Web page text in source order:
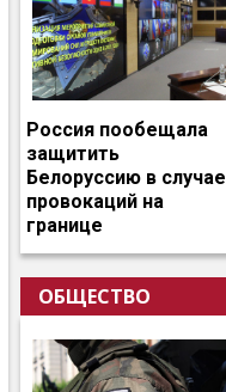
Россия пообещала
защитить
Белоруссию в случае
провокаций на
границе
ОБЩЕСТВО